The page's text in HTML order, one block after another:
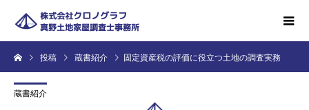
投稿 蔵書紹介 固定資産税の評価に役立つ土地の調査実務
蔵書紹介